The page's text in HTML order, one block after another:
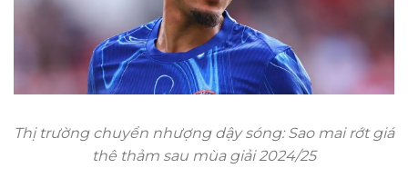
Thị trường chuyển nhượng dậy sóng: Sao mai rớt giá
thê thảm sau mùa giải 2024/25